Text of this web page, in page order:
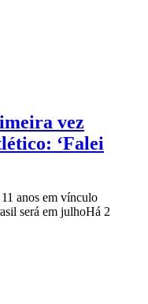
vez
‘Falei
anos em vínculo
será em julhoHá 2